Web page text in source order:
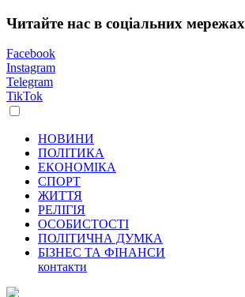
Читайте нас в соціальних мережах
Facebook
Instagram
Telegram
TikTok
НОВИНИ
ПОЛІТИКА
ЕКОНОМІКА
СПОРТ
ЖИТТЯ
РЕЛІГІЯ
ОСОБИСТОСТІ
ПОЛІТИЧНА ДУМКА
БІЗНЕС ТА ФІНАНСИ
контакти